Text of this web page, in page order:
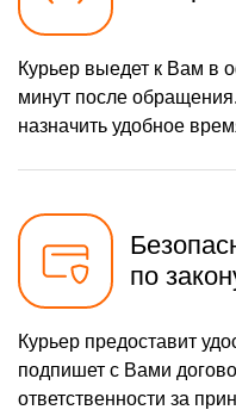
Курьер выедет к Вам в
минут после
назначить удобное
по
Курьер предоставит
подпишет с Вами
ответственности за